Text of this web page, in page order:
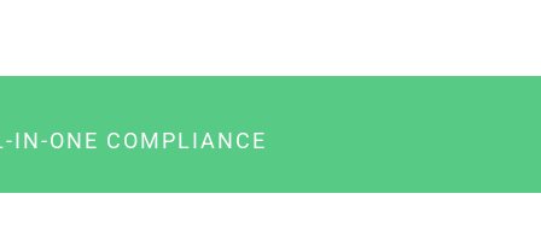
IN-ONE COMPLIANCE